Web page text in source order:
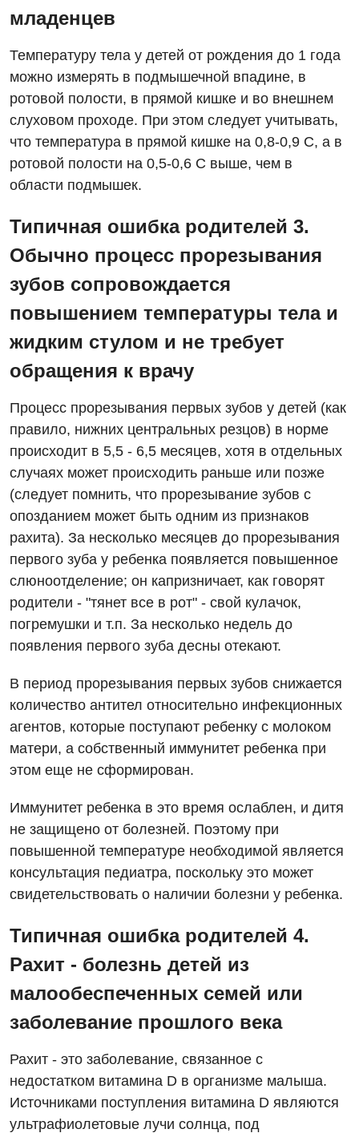
Гематология
Дерматовенерология
Диетология
Кардиология
Медицинская психология
Неврология
Онкологическое отделение
Проктология
Пульмонология
Ревматология
Терапия
Физиотерапия
Хирургическое отделение
Эндокринология
Для детей
Детская аллергология
Детская гастроэнтерология
Детская дерматовенерология
Детская кардиоревматология
Детская неврология
Детская оториноларингология
Детская эндокринология
Педиатрия
младенцев
Температуру тела у детей от рождения до 1 года
можно измерять в подмышечной впадине, в
ротовой полости, в прямой кишке и во внешнем
слуховом проходе. При этом следует учитывать,
что температура в прямой кишке на 0,8-0,9 С, а в
ротовой полости на 0,5-0,6 С выше, чем в
области подмышек.
Типичная ошибка родителей 3.
Обычно процесс прорезывания
зубов сопровождается
повышением температуры тела и
жидким стулом и не требует
обращения к врачу
Процесс прорезывания первых зубов у детей (как
правило, нижних центральных резцов) в норме
происходит в 5,5 - 6,5 месяцев, хотя в отдельных
случаях может происходить раньше или позже
(следует помнить, что прорезывание зубов с
опозданием может быть одним из признаков
рахита). За несколько месяцев до прорезывания
первого зуба у ребенка появляется повышенное
слюноотделение; он капризничает, как говорят
родители - "тянет все в рот" - свой кулачок,
погремушки и т.п. За несколько недель до
появления первого зуба десны отекают.
В период прорезывания первых зубов снижается
количество антител относительно инфекционных
агентов, которые поступают ребенку с молоком
матери, а собственный иммунитет ребенка при
этом еще не сформирован.
Иммунитет ребенка в это время ослаблен, и дитя
не защищено от болезней. Поэтому при
повышенной температуре необходимой является
консультация педиатра, поскольку это может
свидетельствовать о наличии болезни у ребенка.
Типичная ошибка родителей 4.
Рахит - болезнь детей из
малообеспеченных семей или
заболевание прошлого века
Рахит - это заболевание, связанное с
недостатком витамина D в организме малыша.
Источниками поступления витамина D являются
ультрафиолетовые лучи солнца, под